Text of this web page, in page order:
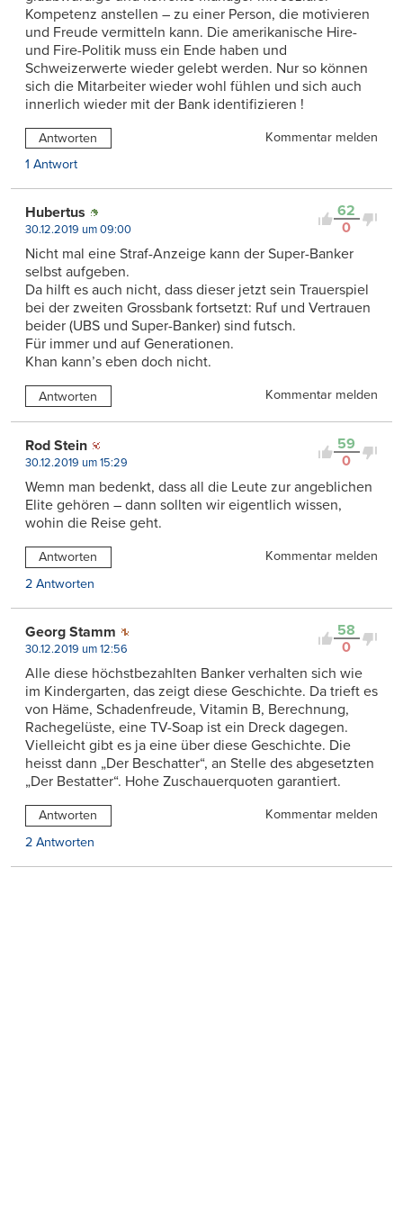
Kompetenz anstellen – zu einer Person, die motivieren
und Freude vermitteln kann. Die amerikanische Hire-
und Fire-Politik muss ein Ende haben und
Schweizerwerte wieder gelebt werden. Nur so können
sich die Mitarbeiter wieder wohl fühlen und sich auch
innerlich wieder mit der Bank identifizieren !
Antworten
Kommentar melden
1 Antwort
62
0
Hubertus
30.12.2019 um 09:00
Nicht mal eine Straf-Anzeige kann der Super-Banker
selbst aufgeben.
Da hilft es auch nicht, dass dieser jetzt sein Trauerspiel
bei der zweiten Grossbank fortsetzt: Ruf und Vertrauen
beider (UBS und Super-Banker) sind futsch.
Für immer und auf Generationen.
Khan kann’s eben doch nicht.
Antworten Kommentar melden
59
0
Rod Stein
30.12.2019 um 15:29
Wemn man bedenkt, dass all die Leute zur angeblichen
Elite gehören – dann sollten wir eigentlich wissen,
wohin die Reise geht.
Antworten
Kommentar melden
2 Antworten
58
0
Georg Stamm
30.12.2019 um 12:56
Alle diese höchstbezahlten Banker verhalten sich wie
im Kindergarten, das zeigt diese Geschichte. Da trieft es
von Häme, Schadenfreude, Vitamin B, Berechnung,
Rachegelüste, eine TV-Soap ist ein Dreck dagegen.
Vielleicht gibt es ja eine über diese Geschichte. Die
heisst dann „Der Beschatter“, an Stelle des abgesetzten
„Der Bestatter“. Hohe Zuschauerquoten garantiert.
Antworten
Kommentar melden
2 Antworten